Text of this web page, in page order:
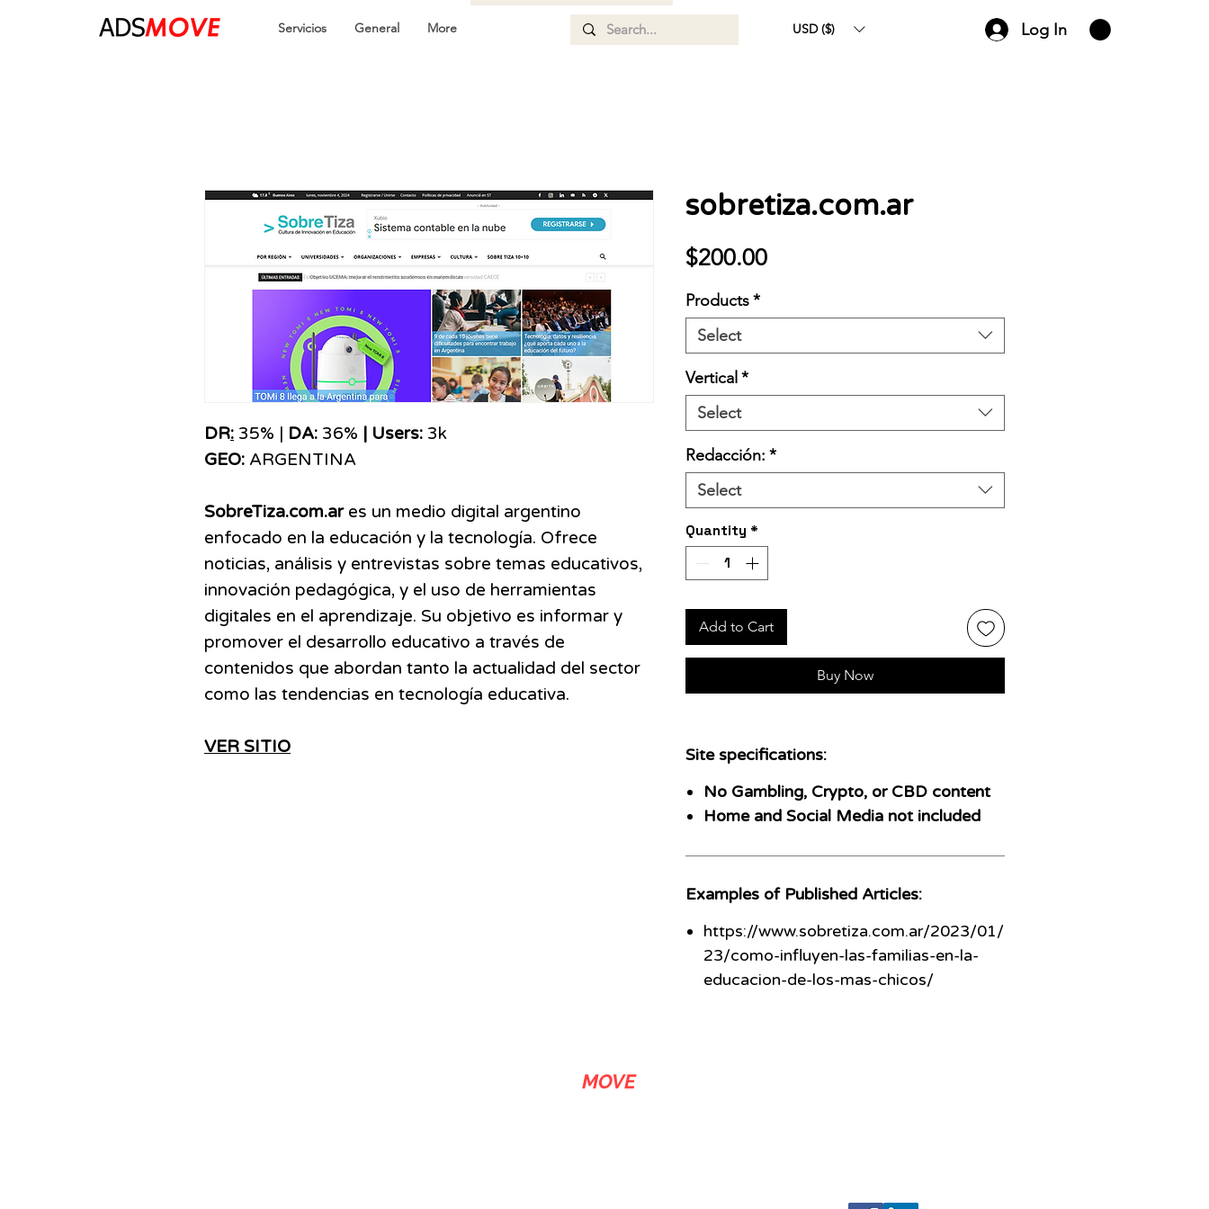
Servicios General More USD ($) Log In
DR: 35% | DA: 36% | Users: 3k
GEO: ARGENTINA
SobreTiza.com.ares un medio digital argentino
enfocado en la educación y la tecnología. Ofrece
noticias, análisis y entrevistas sobre temas educativos,
innovación pedagógica, y el uso de herramientas
digitales en el aprendizaje. Su objetivo es informar y
promover el desarrollo educativo a través de
contenidos que abordan tanto la actualidad del sector
como las tendencias en tecnología educativa.
VER SITIO
sobretiza.com.ar
$200.00Price
Products*
Select
Vertical *
Select
Redacción: *
Select
Quantity *
Add to Cart
Buy Now
Site specifications:
No Gambling, Crypto, or CBD content
Home and Social Media not included
Examples of Published Articles:
https://www.sobretiza.com.ar/2023/01/
23/como-influyen-las-familias-en-la-
educacion-de-los-mas-chicos/
MOVE